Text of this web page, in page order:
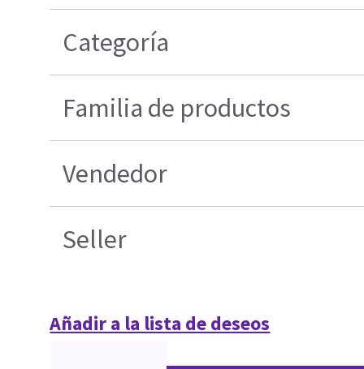
Categoría
Familia de productos
Vendedor
Seller
Añadir a la lista de deseos